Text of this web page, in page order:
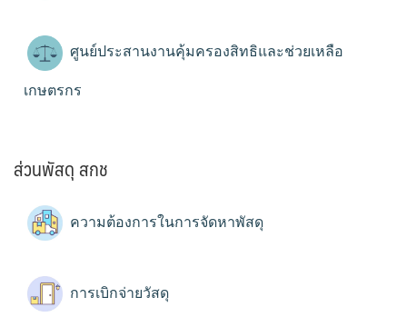
ศูนย์ประสานงานคุ้มครองสิทธิและช่วยเหลือ
เกษตรกร
ส่วนพัสดุ สกช
ความต้องการในการจัดหาพัสดุ
การเบิกจ่ายวัสดุ